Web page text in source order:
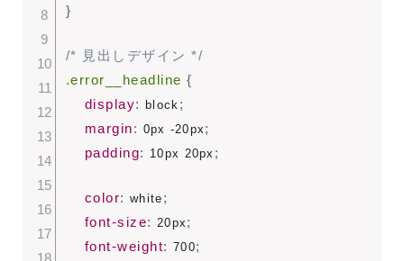
}
/* 見出しデザイン */
.error__headline {
display: block ;
margin: 0px -20px ;
padding: 10px 20px ;
color: white ;
font-size: 20px ;
font-weight: 700;